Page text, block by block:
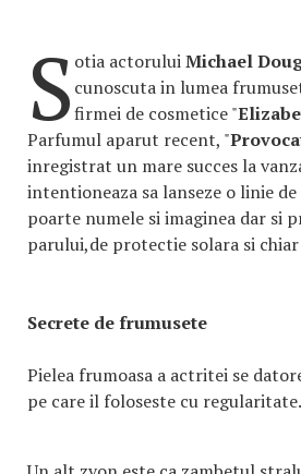
S otia actoruluiMichael
cunoscuta in lumea
firmei de cosmetice "
Parfumul aparut recent, "
inregistrat un mare succes la
intentioneaza sa lanseze o linie
poarte numele si imaginea dar si
parului,de protectie solara si
Secrete de frumusete
Pielea frumoasa a actritei se
pe care il foloseste cu regularitate.